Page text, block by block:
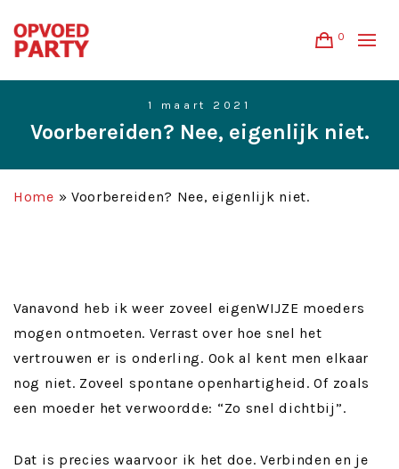
0
1 maart 2021
Voorbereiden? Nee, eigenlijk niet.
Home » Voorbereiden? Nee, eigenlijk niet.
Vanavond heb ik weer zoveel eigenWIJZE moeders
mogen ontmoeten. Verrast over hoe snel het
vertrouwen er is onderling. Ook al kent men elkaar
nog niet. Zoveel spontane openhartigheid. Of zoals
een moeder het verwoordde: “Zo snel dichtbij”.
Dat is precies waarvoor ik het doe. Verbinden en je